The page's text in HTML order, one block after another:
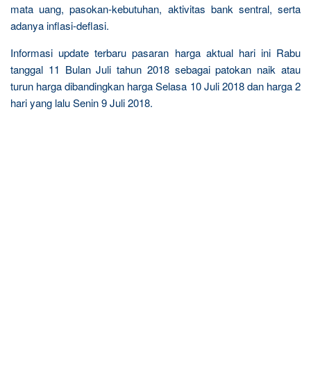
mata uang, pasokan-kebutuhan, aktivitas bank sentral, serta
adanya inflasi-deflasi.
Informasi update terbaru pasaran harga aktual hari ini Rabu
tanggal 11 Bulan Juli tahun 2018 sebagai patokan naik atau
turun harga dibandingkan harga Selasa 10 Juli 2018 dan harga 2
hari yang lalu Senin 9 Juli 2018.